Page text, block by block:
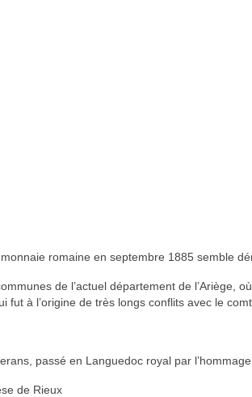
romaine en septembre 1885 semble
de l’actuel département de l’Ariège,
fut à l’origine de très longs conflits avec le
passé en Languedoc royal par
de Rieux